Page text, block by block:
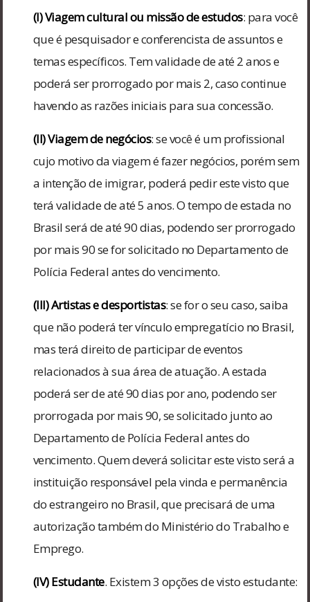
(I) Viagem cultural ou missão de estudos: para você
que é pesquisador e conferencista de assuntos e
temas específicos. Tem validade de até 2 anos e
poderá ser prorrogado por mais 2, caso continue
havendo as razões iniciais para sua concessão.
(II) Viagem de negócios: se você é um profissional
cujo motivo da viagem é fazer negócios, porém sem
a intenção de imigrar, poderá pedir este visto que
terá validade de até 5 anos. O tempo de estada no
Brasil será de até 90 dias, podendo ser prorrogado
por mais 90 se for solicitado no Departamento de
Polícia Federal antes do vencimento.
(III) Artistas e desportistas: se for o seu caso, saiba
que não poderá ter vínculo empregatício no Brasil,
mas terá direito de participar de eventos
relacionados à sua área de atuação. A estada
poderá ser de até 90 dias por ano, podendo ser
prorrogada por mais 90, se solicitado junto ao
Departamento de Polícia Federal antes do
vencimento. Quem deverá solicitar este visto será a
instituição responsável pela vinda e permanência
do estrangeiro no Brasil, que precisará de uma
autorização também do Ministério do Trabalho e
Emprego.
(IV) Estudante. Existem 3 opções de visto estudante: